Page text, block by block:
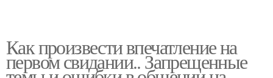
Как произвести впечатление на
первом свидании.. Запрещенные